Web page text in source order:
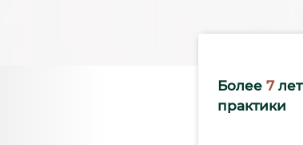
Более 7лет
практики